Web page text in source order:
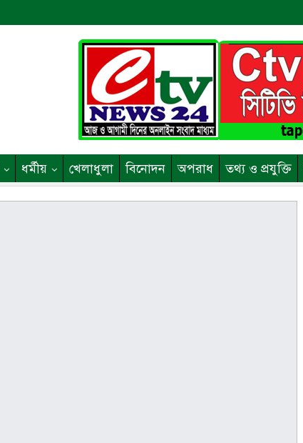
ধর্মীয় খেলাধুলা বিনোদন অপরাধ তথ্য ও প্রযুক্তি